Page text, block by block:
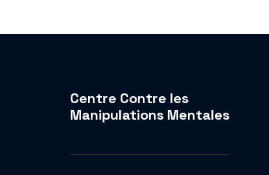
Centre Contre les
Manipulations Mentales